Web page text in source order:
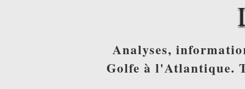
Analyses,
Golfe à l'Atlantique.